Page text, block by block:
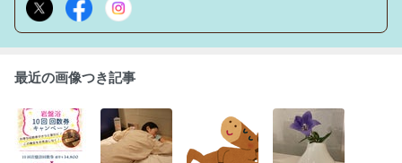
最近の画像つき記事